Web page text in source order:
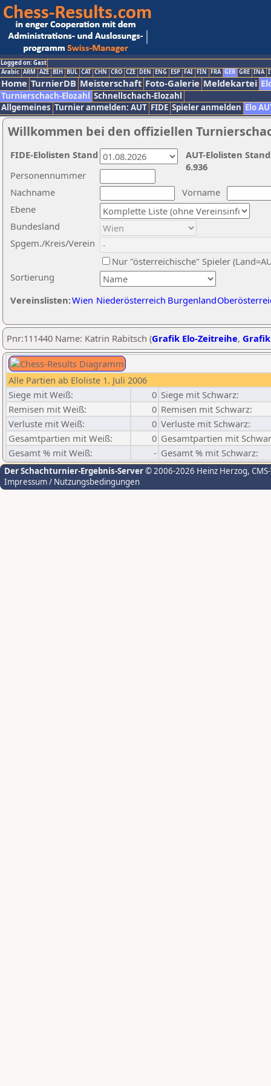
Logged on: Gast
Arabic ARM AZE BIH BUL CAT CHN CRO CZE DEN ENG ESP FAI FIN FRA GER GRE INA
Home TurnierDB Meisterschaft Foto-Galerie Meldekartei
Turnierschach-Elozahl Schnellschach-Elozahl
Allgemeines Turnier anmelden: AUT FIDE Spieler anmelden Elo
Willkommen bei den offiziellen
Nachname
Vorname
Ebene
Sortierung
Personennummer
Bundesland
Spgem./Kreis/Verein
Nur "österreichische" Spieler
Vereinslisten:Wien Niederösterreich Burgenland
AUT-Elolisten
6.936
FIDE-Elolisten Stand
Pnr:111440 Name: Katrin Rabitsch (Grafik Elo-Zeitreihe,
Alle Partien ab Eloliste 1. Juli 2006
Siege mit Weiß:
0 Siege mit Schwarz:
Remisen mit Weiß:
0 Remisen mit Schwarz:
Verluste mit Weiß:
0 Verluste mit Schwarz:
Gesamtpartien mit Weiß:
0 Gesamtpartien mit
Gesamt % mit Weiß:
- Gesamt % mit Schwarz:
Der Schachturnier-Ergebnis-Server© 2006-2026 Heinz Herzog,
Impressum / Nutzungsbedingungen